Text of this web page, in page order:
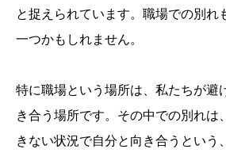
と捉えられています。職場での別れ
一つかもしれません。
特に職場という場所は、私たちが避
き合う場所です。その中での別れは
きない状況で自分と向き合うという